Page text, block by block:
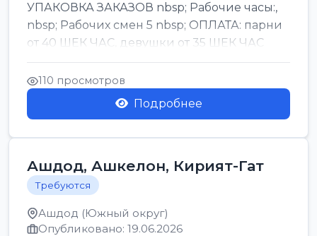
УПАКОВКА ЗАКАЗОВ nbsp; Рабочие часы:,
nbsp; Рабочих смен 5 nbsp; ОПЛАТА: парни
от 40 ШЕК ЧАС, девушки от 35 ШЕК ЧАС
БОНУСЫ 1500 ШЕК ...
110 просмотров
Подробнее
Ашдод, Ашкелон, Кирият-Гат
Требуются
Ашдод (Южный округ)
Опубликовано: 19.06.2026